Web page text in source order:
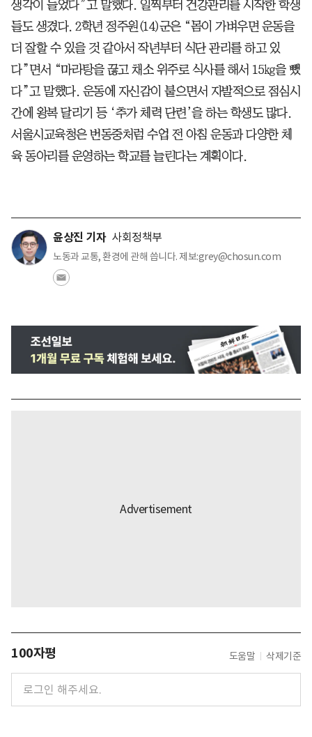
생각이 들었다”고 말했다. 일찍부터 건강관리를 시작한 학생
들도 생겼다. 2학년 정주원(14)군은 “몸이 가벼우면 운동을
더 잘할 수 있을 것 같아서 작년부터 식단 관리를 하고 있
다”면서 “마라탕을 끊고 채소 위주로 식사를 해서 15㎏을 뺐
다”고 말했다. 운동에 자신감이 붙으면서 자발적으로 점심시
간에 왕복 달리기 등 ‘추가 체력 단련’을 하는 학생도 많다.
서울시교육청은 번동중처럼 수업 전 아침 운동과 다양한 체
육 동아리를 운영하는 학교를 늘린다는 계획이다.
윤상진 기자 사회정책부
노동과 교통, 환경에 관해 씁니다. 제보:grey@chosun.com
100자평 도움말 삭제기준